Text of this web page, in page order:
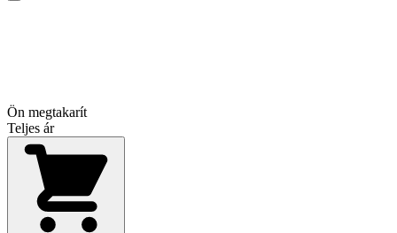
Ön megtakarít
Teljes ár